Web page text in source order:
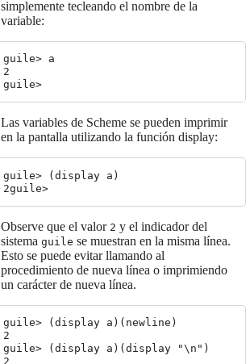
simplemente tecleando el nombre de la
variable:
guile> a
2
guile>
Las variables de Scheme se pueden imprimir
en la pantalla utilizando la función display:
guile> (display a)
2guile>
Observe que el valor 2 y el indicador del
sistema guile se muestran en la misma línea.
Esto se puede evitar llamando al
procedimiento de nueva línea o imprimiendo
un carácter de nueva línea.
guile> (display a)(newline)
2
guile> (display a)(display "\n")
2